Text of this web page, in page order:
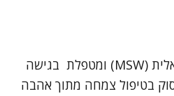
שמי דנה כהן, עובדת סוציאלית (MSW) ומטפלת בגישה
בטיפול צמחה מתוך אהבה